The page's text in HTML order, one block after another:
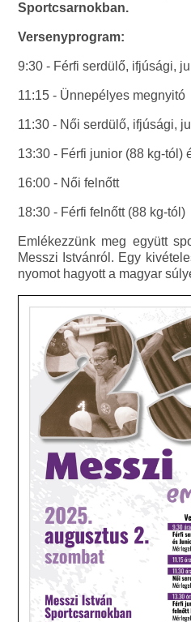
Sportcsarnokban.
Versenyprogram:
9:30 - Férfi serdülő, ifjúsági,
11:15 - Ünnepélyes megnyitó
11:30 - Női serdülő, ifjúsági,
13:30 - Férfi junior (88 kg-tól)
16:00 - Női felnőtt
18:30 - Férfi felnőtt (88 kg-tól)
Emlékezzünk meg együtt
Messzi Istvánról. Egy
nyomot hagyott a magyar